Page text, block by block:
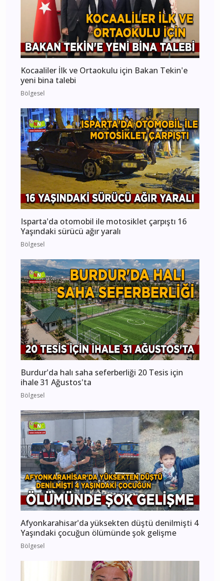
Kocaaliler İlk ve Ortaokulu için Bakan Tekin'e
yeni bina talebi
Bölgesel
Isparta'da otomobil ile motosiklet çarpıştı 16
Yaşındaki sürücü ağır yaralı
Bölgesel
Burdur'da halı saha seferberliği 20 Tesis için
ihale 31 Ağustos'ta
Bölgesel
Afyonkarahisar'da yüksekten düştü denilmişti 4
Yaşındaki çocuğun ölümünde şok gelişme
Bölgesel